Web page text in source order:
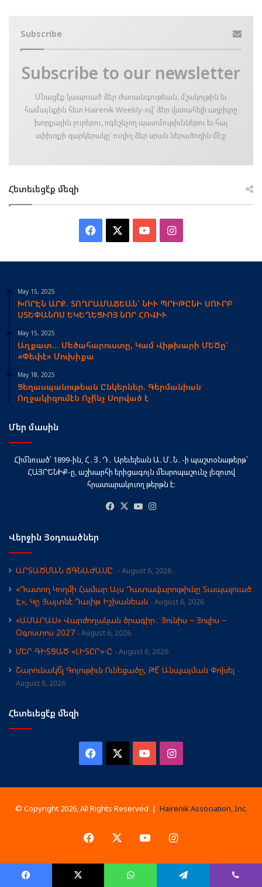
Subscribe
Subscribe to our newsletter
Մնացէ՛ք կապուած ձեր ժառանգութեան, մշակոյթին եւ
համայնքին հետ Hairenik Weekly-ով՝ ձեր վստահելի աղբիւրը
խորքային լուրերու, ոգեշնչող պատմութիւններու եւ հայ
սփիւռքի զարկերակը՝ ուղիղ ձեր սրան ներածողին մէջ։
Հետեւեցէ՛ք մեզի
Facebook YouTubeInstagram
May 15, 2025
ԽՈՐԷՆ ԱՐՔ. ՏՈՂՐԱՄԱՃԵԱՆ՝ ՆԻՒ ՊՐԻԹԸՆԻ ՍՈՒՐԲ
ՍՏԵՓԱՆՈՍ ԵԿԵՂԵՑՒՈՅ ՆՈՐ ՀՈՎԻՒ
May 15, 2025
Աղքատ… Մեծահարուստը, Կամ Վիթխարի ՄԵԾը՝
«Փեփէ» Մուխիքա
May 18, 2025
Ցեղասպանութեան Ընկերներ. Գերմանիան
Ողջակիզումէն Ոչի՞նչ Սորված է
Մեր մասին
Հիմնուած՝ 1899-ին, Հ․Յ․Դ․ Արեւելեան Ա․Մ․Ն․-ի պաշտօնաթերթ՝
ՀԱՅՐԵՆԻՔ-ը, աշխարհի երիցագոյն մեսրոպաշունչ լեզուով
հրատարակուող թերթն է։
Facebook
X YouTube
Վերջին Յօդուածներ
ԱՐՏԱԾՄԱՆ ՃԳՆԱԺԱՄԸ August 6, 2026
«Դատող Կողմի Համար Այս Դատավարութիւնը Տապալուած
Է», Կը Յայտնէ Դաւիթ Իշխանեան
August 6, 2026
«ԱՄԱՐԱՍ» Վարժողական ծրագիր․ Յունիս – Յուլիս –
Օգոստոս 2027
August 6, 2026
ՄԵՐ ԳԻՏՑԱԾ «ԼԻՏԸՐ»-Ը August 6, 2026
Շարունակե՞լ Գոյութիւն Ունեցածը, Թէ՞ Անպայման Փոխել
August 6, 2026
Հետեւեցէ՛ք մեզի
Facebook YouTubeInstagram
© Copyright 2026, All Rights Reserved | Hairenik Association, Inc.
Facebook YouTubeInstagram